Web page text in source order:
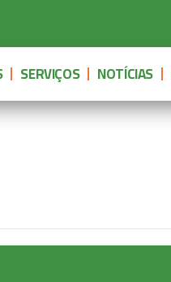
SERVIÇOS NOTÍCIAS